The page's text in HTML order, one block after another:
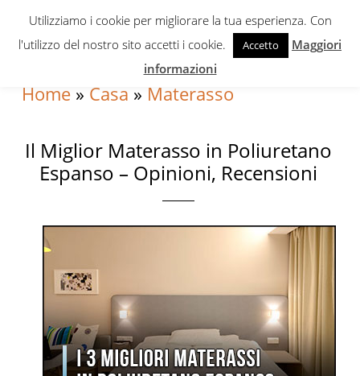
Skip
navigation
Skip
Skip
sidebar
Home » Casa » Materasso
Il Miglior Materasso in Poliuretano
Espanso – Opinioni, Recensioni
Utilizziamo i cookie per migliorare la tua esperienza. Con
l'utilizzo del nostro sito accetti i cookie.
Accetto
Maggiori
informazioni